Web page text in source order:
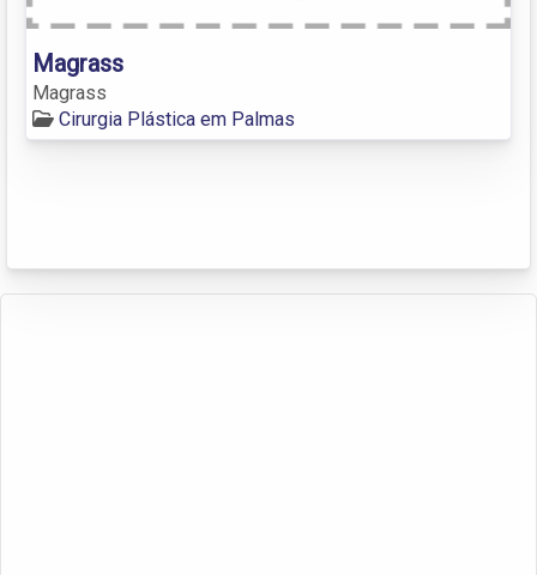
Magrass
Magrass
Cirurgia Plástica em Palmas